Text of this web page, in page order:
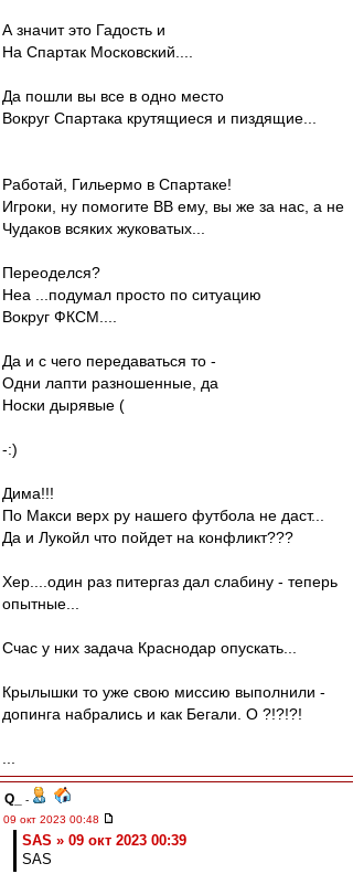
А значит это Гадость и
На Спартак Московский....
Да пошли вы все в одно место
Вокруг Спартака крутящиеся и пиздящие...
Работай, Гильермо в Спартаке!
Игроки, ну помогите ВВ ему, вы же за нас, а не
Чудаков всяких жуковатых...
Переоделся?
Неа ...подумал просто по ситуацию
Вокруг ФКСМ....
Да и с чего передаваться то -
Одни лапти разношенные, да
Носки дырявые (
-:)
Дима!!!
По Макси верх ру нашего футбола не даст...
Да и Лукойл что пойдет на конфликт???
Хер....один раз питергаз дал слабину - теперь
опытные...
Счас у них задача Краснодар опускать...
Крылышки то уже свою миссию выполнили -
допинга набрались и как Бегали. О ?!?!?!
Q_
-
09 окт 2023 00:48
SAS » 09 окт 2023 00:39
SAS